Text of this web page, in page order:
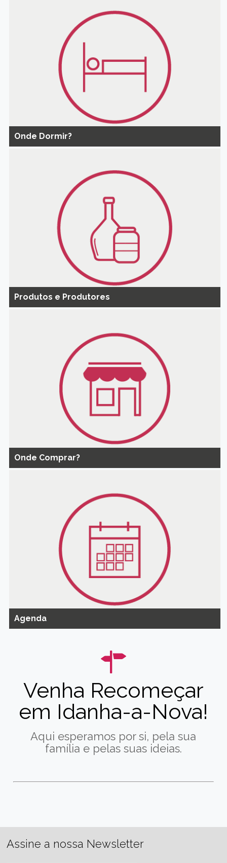
Onde Dormir?
Produtos e Produtores
Onde Comprar?
Agenda
Venha Recomeçar
em Idanha-a-Nova!
Aqui esperamos por si, pela sua
família e pelas suas ideias.
Assine a nossa Newsletter